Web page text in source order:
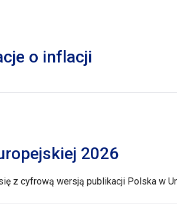
o inflacji
2026
z cyfrową wersją publikacji Polska w